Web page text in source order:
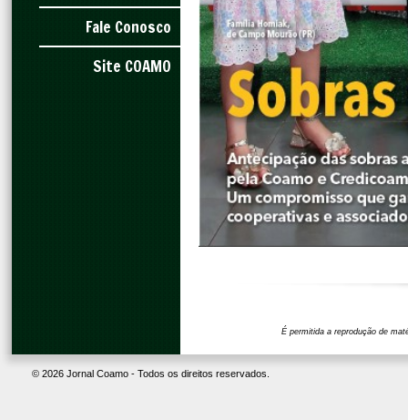
Fale Conosco
Site COAMO
© 2026 Jornal Coamo - Todos os direitos reservados.